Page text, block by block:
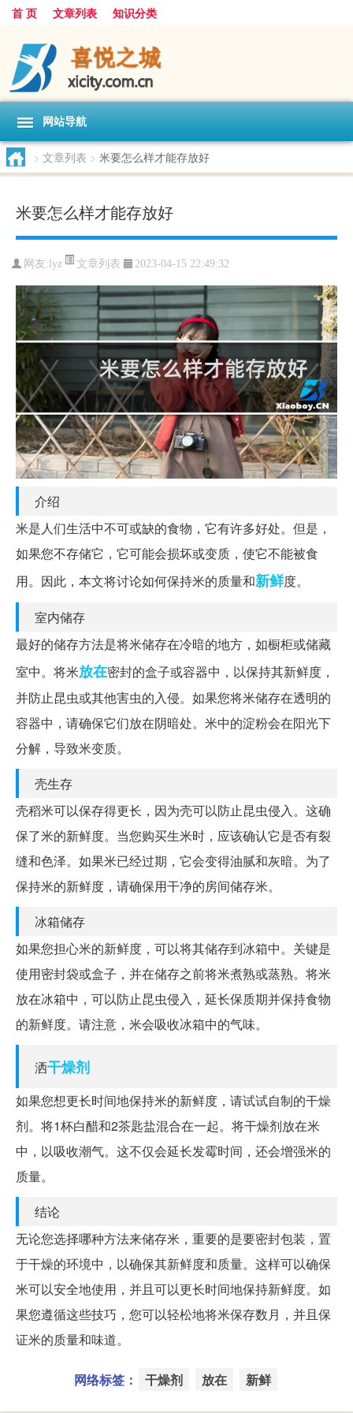
首 页 文章列表 知识分类
网站导航
> 文章列表 > 米要怎么样才能存放好
米要怎么样才能存放好
网友: lyz 文章列表 2023-04-15 22:49:32
介绍
米是人们生活中不可或缺的食物，它有许多好处。但是，
如果您不存储它，它可能会损坏或变质，使它不能被食
用。因此，本文将讨论如何保持米的质量和新鲜度。
室内储存
最好的储存方法是将米储存在冷暗的地方，如橱柜或储藏
室中。将米放在密封的盒子或容器中，以保持其新鲜度，
并防止昆虫或其他害虫的入侵。如果您将米储存在透明的
容器中，请确保它们放在阴暗处。米中的淀粉会在阳光下
分解，导致米变质。
壳生存
壳稻米可以保存得更长，因为壳可以防止昆虫侵入。这确
保了米的新鲜度。当您购买生米时，应该确认它是否有裂
缝和色泽。如果米已经过期，它会变得油腻和灰暗。为了
保持米的新鲜度，请确保用干净的房间储存米。
冰箱储存
如果您担心米的新鲜度，可以将其储存到冰箱中。关键是
使用密封袋或盒子，并在储存之前将米煮熟或蒸熟。将米
放在冰箱中，可以防止昆虫侵入，延长保质期并保持食物
的新鲜度。请注意，米会吸收冰箱中的气味。
洒干燥剂
如果您想更长时间地保持米的新鲜度，请试试自制的干燥
剂。将1杯白醋和2茶匙盐混合在一起。将干燥剂放在米
中，以吸收潮气。这不仅会延长发霉时间，还会增强米的
质量。
结论
无论您选择哪种方法来储存米，重要的是要密封包装，置
于干燥的环境中，以确保其新鲜度和质量。这样可以确保
米可以安全地使用，并且可以更长时间地保持新鲜度。如
果您遵循这些技巧，您可以轻松地将米保存数月，并且保
证米的质量和味道。
网络标签： 干燥剂 放在 新鲜